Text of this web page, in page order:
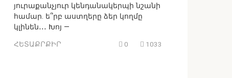
յուրաքանչյուր կենդանակերպի նշանի
համար. ե՞րբ աստղերը ձեր կողմը
կլինեն․․․ Խոյ —
ՀԵՏԱՔՐՔԻՐ 0 1033